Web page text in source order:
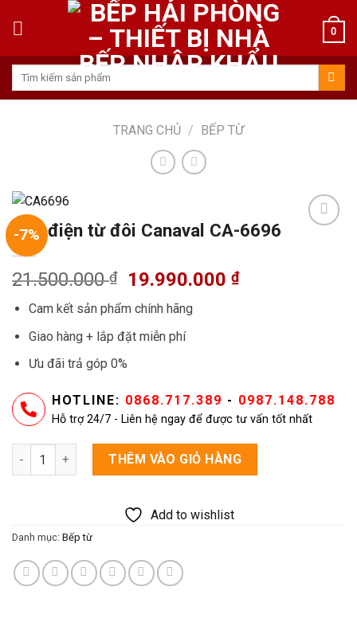
0
Tìm
TRANG CHỦ / BẾP TỪ
-7%
Bếp điện từ đôi Canaval CA-6696
21.500.000₫
Giá
gốc
là:
21.500.000 ₫.
19.990.000₫Giá
Cam kết sản phẩm chính hãng
Giao hàng + lắp đặt miễn phí
Ưu đãi trả góp 0%
HOTLINE: 0868.717.389 - 0987.148.788
Hỗ trợ 24/7 - Liên hệ ngay để được tư vấn tốt nhất
Bếp điện từ đôi Canaval CA-6696 số lượng
THÊM VÀO GIỎ HÀNG
Add to wishlist
Danh mục: Bếp từ